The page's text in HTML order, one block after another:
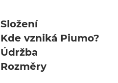
Složení
Kde vzniká Piumo?
Údržba
Rozměry